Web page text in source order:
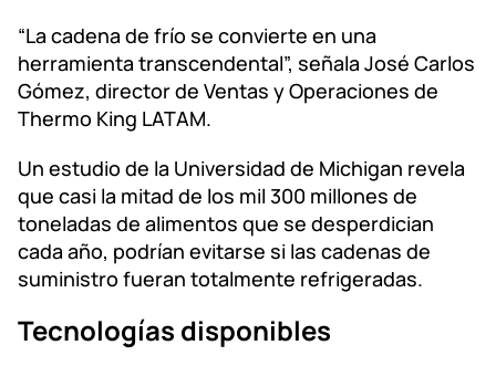
“La cadena de frío se convierte en una
herramienta transcendental”, señala José Carlos
Gómez, director de Ventas y Operaciones de
Thermo King LATAM.
Un estudio de la Universidad de Michigan revela
que casi la mitad de los mil 300 millones de
toneladas de alimentos que se desperdician
cada año, podrían evitarse si las cadenas de
suministro fueran totalmente refrigeradas.
Tecnologías disponibles